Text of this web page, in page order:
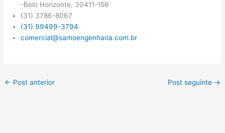
-Belo Horizonte, 30411-156
(31) 3786-8067
(31) 99499-3794
comercial@samoengenharia.com.br
← Post anterior Post seguinte →